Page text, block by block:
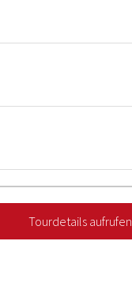
Tourdetails aufrufen